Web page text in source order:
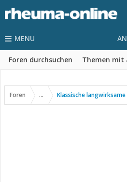
MENU
Foren durchsuchen Themen mit
Foren ... Klassische langwirksame